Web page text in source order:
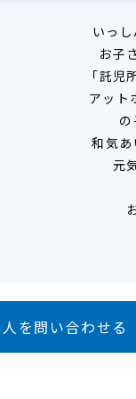
いっ
お子
「託
アット
和気あ
元
を問い合わせる